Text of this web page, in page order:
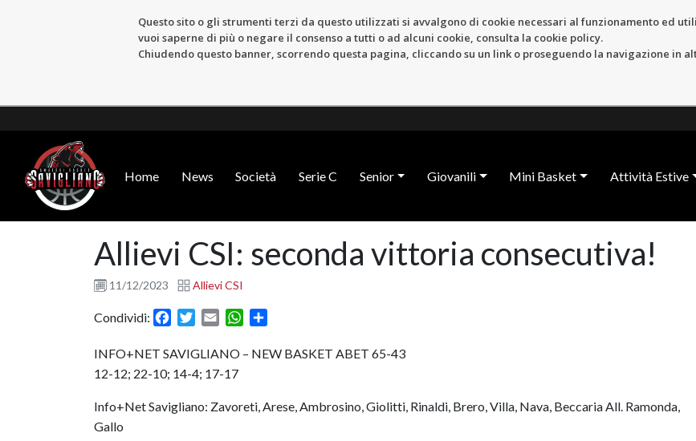
Questo sito o gli strumenti terzi da questo utilizzati si avvalgono di cookie necessari al funzionamento ed
vuoi saperne di più o negare il consenso a tutti o ad alcuni cookie, consulta la cookie policy.
Chiudendo questo banner, scorrendo questa pagina, cliccando su un link o proseguendo la navigazione in
Home News Società Serie C Senior Giovanili Mini Basket Attività Estive
Allievi CSI: seconda vittoria consecutiva!
11/12/2023 Allievi CSI
Condividi: FacebookTwitter
Email WhatsApp
INFO+NET SAVIGLIANO – NEW BASKET ABET 65-43
12-12; 22-10; 14-4; 17-17
Info+Net Savigliano: Zavoreti, Arese, Ambrosino, Giolitti, Rinaldi, Brero, Villa, Nava, Beccaria All. Ramonda,
Gallo